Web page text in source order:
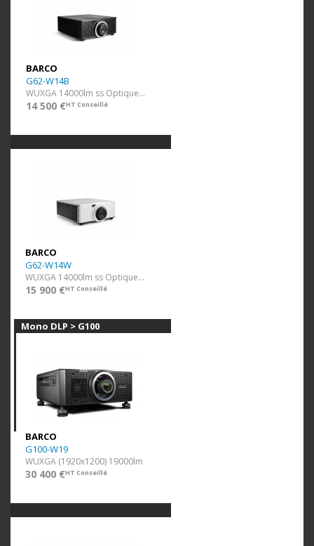
BARCO
G62-W14B
WUXGA 14000lm ss Optique Noir
14 500 €HT Conseillé
BARCO
G62-W14W
WUXGA 14000lm ss Optique Blanc
15 900 €HT Conseillé
Mono DLP > G100
BARCO
G100-W19
WUXGA (1920x1200) 19000lm
30 400 €HT Conseillé